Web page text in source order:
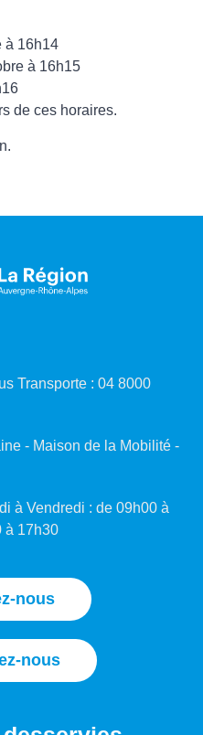
à 16h14
à 16h15
de ces horaires.
Transporte : 04 8000
- Maison de la Mobilité -
à Vendredi : de 09h00 à
à 17h30
nous
nous